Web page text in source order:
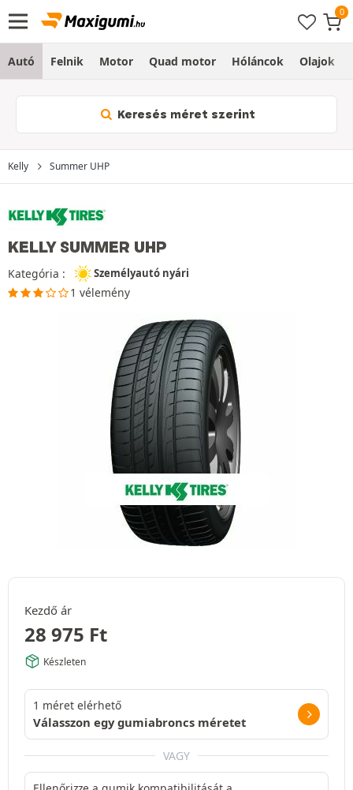
Autó Felnik Motor Quad motor Hóláncok Olajok
Keresés méret szerint
Kelly Summer UHP
KELLY SUMMER UHP
Kategória : Személyautó nyári
1 vélemény
Kezdő ár
28 975 Ft
Készleten
1 méret elérhető
Válasszon egy gumiabroncs méretet
VAGY